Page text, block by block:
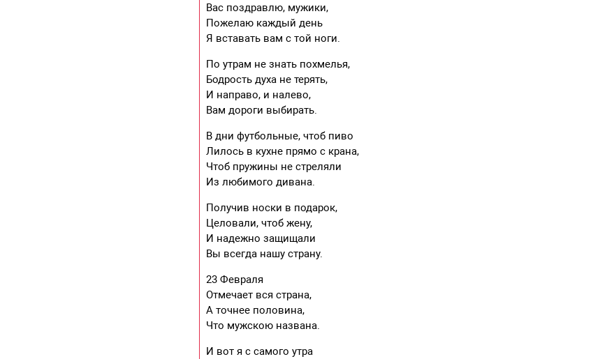
Вас поздравлю, мужики,
Пожелаю каждый день
Я вставать вам с той ноги.
По утрам не знать похмелья,
Бодрость духа не терять,
И направо, и налево,
Вам дороги выбирать.
В дни футбольные, чтоб пиво
Лилось в кухне прямо с крана,
Чтоб пружины не стреляли
Из любимого дивана.
Получив носки в подарок,
Целовали, чтоб жену,
И надежно защищали
Вы всегда нашу страну.
23 Февраля
Отмечает вся страна,
А точнее половина,
Что мужскою названа.
И вот я с самого утра